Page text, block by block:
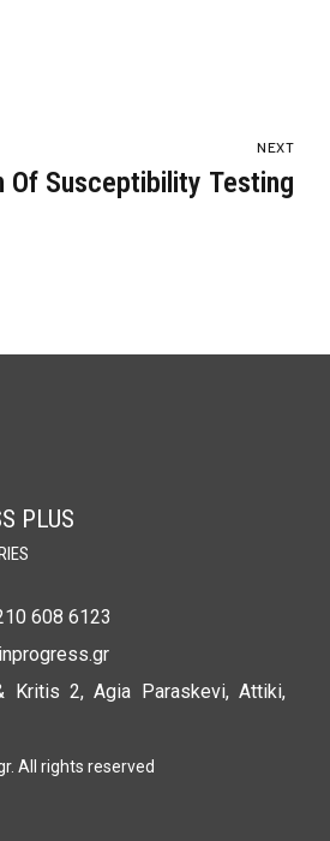
NEXT
Of Susceptibility Testing
PLUS
608 6123
Kritis 2, Agia Paraskevi, Attiki,
All rights reserved